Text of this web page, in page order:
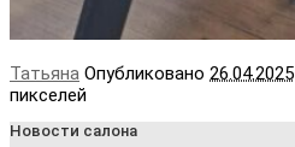
Татьяна Опубликовано 26.04.2025
пикселей
Новости салона